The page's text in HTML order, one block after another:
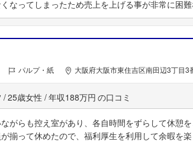
なってしまったため売上を上げる事が非常に困
パルプ・紙 大阪府大阪市東住吉区南田辺3丁目3
25歳女性 年収188万円
がらも控え室があり、各自時間をずらして休憩
揃って休めたので、福利厚生を利用して余暇を